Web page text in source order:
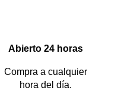
Abierto 24 horas
Compra a cualquier
hora del día.